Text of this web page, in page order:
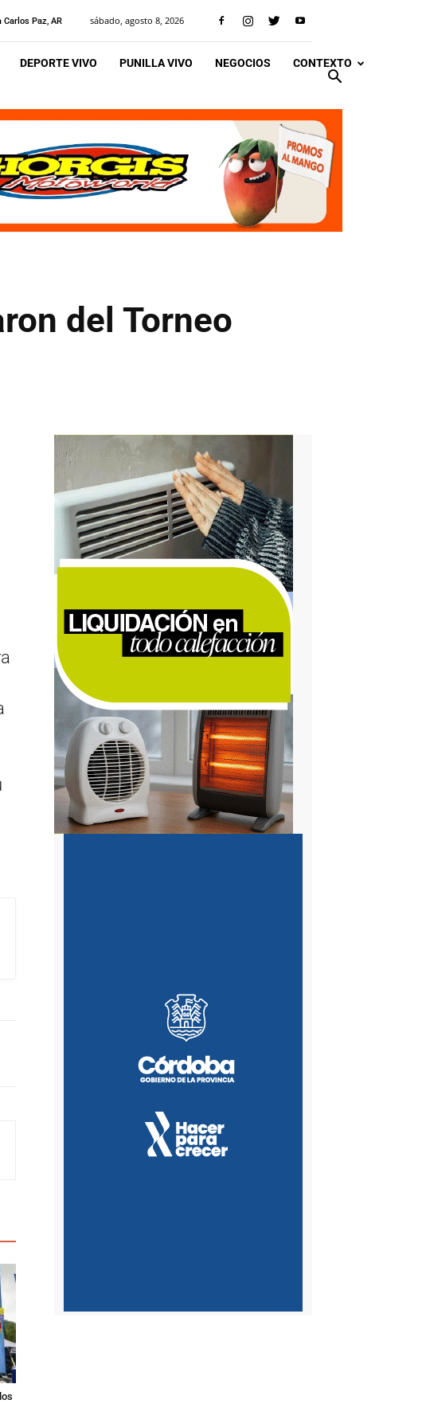
Carlos Paz, AR sábado, agosto 8, 2026
DEPORTE VIVO PUNILLA VIVO NEGOCIOS CONTEXTO
del Torneo